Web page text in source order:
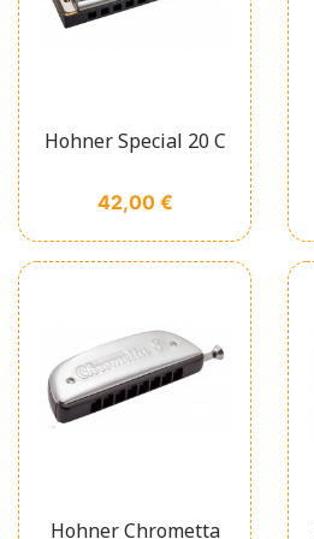
Hohner Special 20 C
Prix
42,00 €
Hohner Chrometta